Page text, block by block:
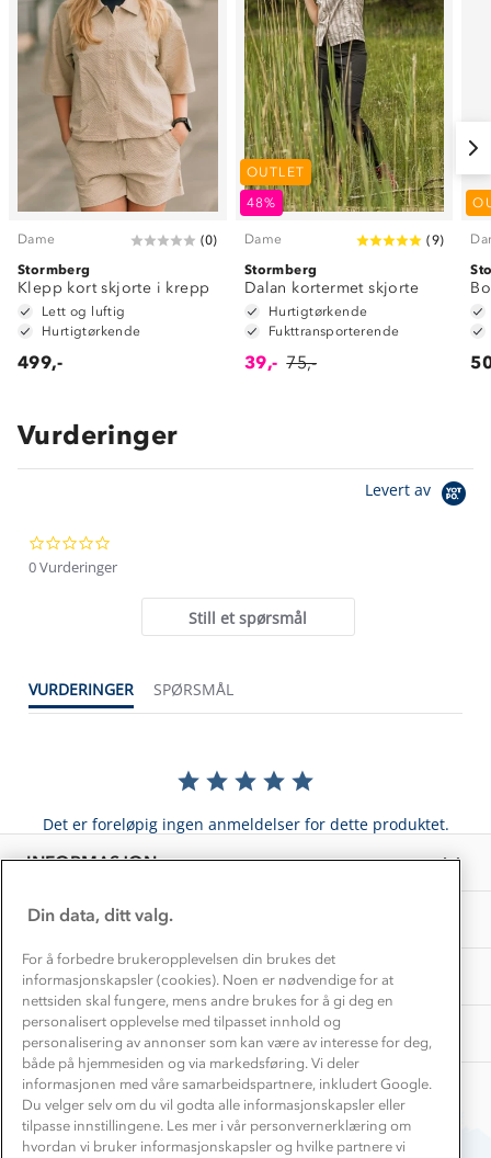
Dame (0)
Stormberg
Klepp kort skjorte i krepp
Lett og luftig
Hurtigtørkende
499,-
OUTLET
48%
Dame (9)
Stormberg
Dalan kortermet skjorte
Hurtigtørkende
Fukttransporterende
39,- 75,-
Vurderinger
Levert av
star
0 Vurderinger
Still et spørsmål
VURDERINGER SPØRSMÅL
Det er foreløpig ingen anmeldelser for dette produktet.
INFORMASJON
Kundeservice
Kundeklubb
Bedrift, barnehage og SFO
Presse
OM OSS
Klima og miljø
1% til samfunnet
Samarbeide med oss?
TIPS OG RÅD
Trelagsprinsippet barn
Alt du trenger til Norgesferien
Gravidklær
Vask og vedlikehold
EL-retur
Store størrelser
Turmat oppskrifter
Beredskap
AKTIVITETER
Få turinspirasjon og tips her⛰
Overnatte utendørs⛺
Leirskole 🥾
Barnehageansatt
Tips til hyttetur
Din data, ditt valg.
For å forbedre brukeropplevelsen din brukes det
informasjonskapsler (cookies). Noen er nødvendige for at
nettsiden skal fungere, mens andre brukes for å gi deg en
personalisert opplevelse med tilpasset innhold og
personalisering av annonser som kan være av interesse for deg,
både på hjemmesiden og via markedsføring. Vi deler
informasjonen med våre samarbeidspartnere, inkludert Google.
Du velger selv om du vil godta alle informasjonskapsler eller
tilpasse innstillingene. Les mer i vår personvernerklæring om
hvordan vi bruker informasjonskapsler og hvilke partnere vi